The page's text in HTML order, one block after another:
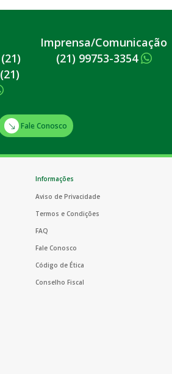
(21)
(21)
Imprensa/Comunicação
(21) 99753-3354
Fale Conosco
Informações
Aviso de Privacidade
Termos e Condições
FAQ
Fale Conosco
Código de Ética
Conselho Fiscal